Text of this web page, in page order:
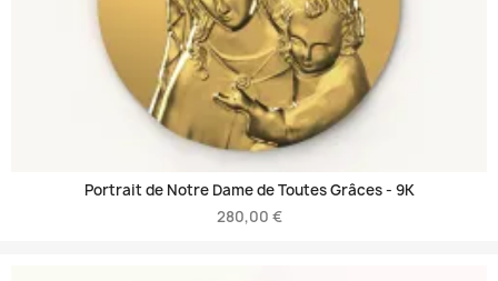
Portrait de Notre Dame de Toutes Grâces - 9K
280,00 €